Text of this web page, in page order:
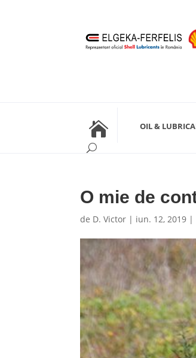
 OIL &
O mie de
de D. Victor | iun. 12, 2019 |